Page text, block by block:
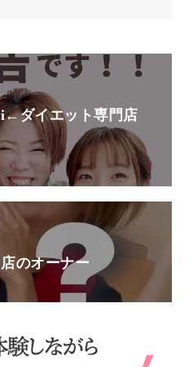
ダイエット専門店
のオーナー